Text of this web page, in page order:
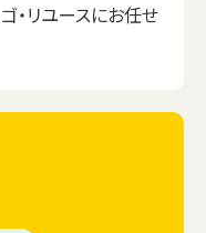
・リユースにお任せ